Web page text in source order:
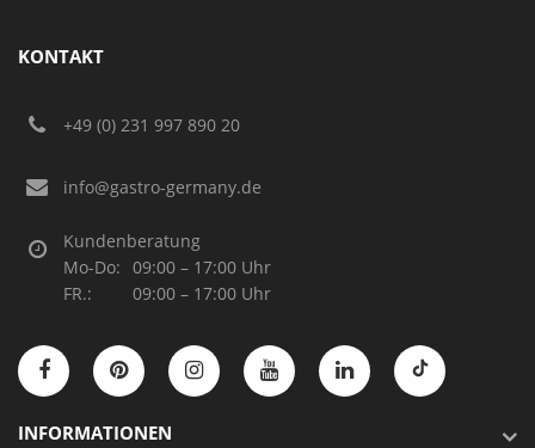
KONTAKT
+49 (0) 231 997 890 20
info@gastro-germany.de
Kundenberatung
Mo-Do: 09:00 – 17:00 Uhr
FR.:
09:00 – 17:00 Uhr
INFORMATIONEN